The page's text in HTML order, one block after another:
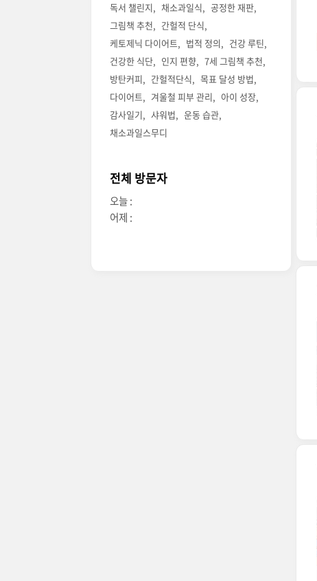
독서 챌린지
채소과일식
공정한 재판
그림책 추천
간헐적 단식
케토제닉 다이어트
법적 정의
건강 루틴
건강한 식단
인지 편향
7세 그림책 추천
방탄커피
간헐적단식
목표 달성 방법
다이어트
겨울철 피부 관리
아이 성장
감사일기
샤워법
운동 습관
채소과일스무디
전체 방문자
오늘 :
어제 :